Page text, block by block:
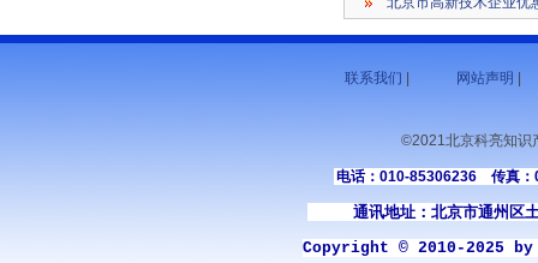
联系我们 网站声明
©2021北京科亮知识
电话：010-85306236 传真
通讯地址：北京市通州区土
Copyright © 2010-2025